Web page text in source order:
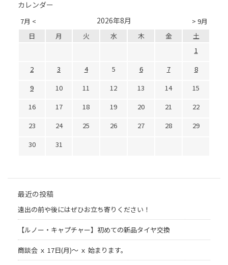
カレンダー
7月 < > 9月
2026年8月
日 月 火 水 木 金
土
1
2
3 4 5 6 7
8
9
10 11 12 13 14
15
16
17 18 19 20 21
22
23
24 25 26 27 28
29
30
31
最近の投稿
遠出の前や後にはぜひお立ち寄りください！
【ルノー・キャプチャー】初めての新品タイヤ交換
商談会 ｘ 17日(月)～ ｘ 始まります。